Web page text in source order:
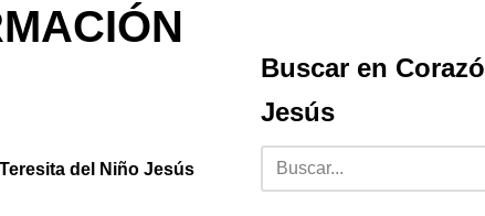
del Niño Jesús
Buscar en
Jesús